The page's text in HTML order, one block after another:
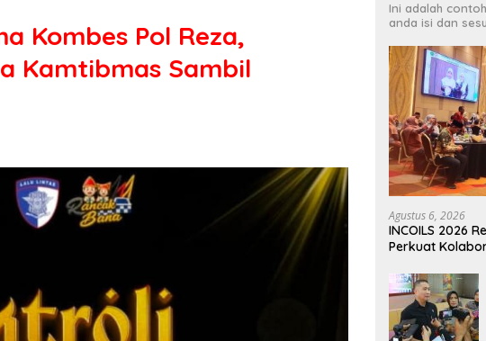
Kombes Pol Reza,
Kamtibmas Sambil
Ini adalah
anda isi dan
Agustus 6, 2026
INCOILS 2026
Perkuat